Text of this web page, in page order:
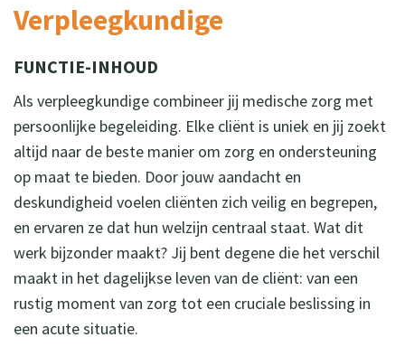
Verpleegkundige
FUNCTIE-INHOUD
Als verpleegkundige combineer jij medische zorg met
persoonlijke begeleiding. Elke cliënt is uniek en jij zoekt
altijd naar de beste manier om zorg en ondersteuning
op maat te bieden. Door jouw aandacht en
deskundigheid voelen cliënten zich veilig en begrepen,
en ervaren ze dat hun welzijn centraal staat. Wat dit
werk bijzonder maakt? Jij bent degene die het verschil
maakt in het dagelijkse leven van de cliënt: van een
rustig moment van zorg tot een cruciale beslissing in
een acute situatie.